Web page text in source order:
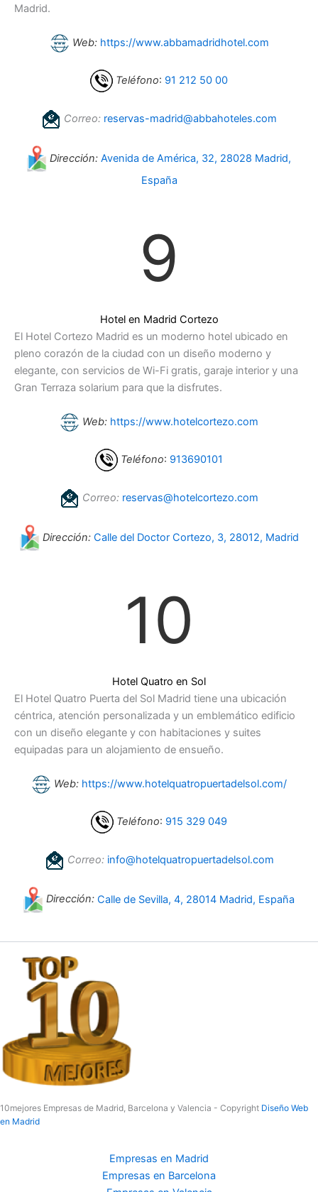
Madrid.
Web: https://www.abbamadridhotel.com
Teléfono: 91 212 50 00
Correo: reservas-madrid@abbahoteles.com
Dirección: Avenida de América, 32, 28028 Madrid,
España
9
Hotel en Madrid Cortezo
El Hotel Cortezo Madrid es un moderno hotel ubicado en
pleno corazón de la ciudad con un diseño moderno y
elegante, con servicios de Wi-Fi gratis, garaje interior y una
Gran Terraza solarium para que la disfrutes.
Web: https://www.hotelcortezo.com
Teléfono: 913690101
Correo: reservas@hotelcortezo.com
Dirección: Calle del Doctor Cortezo, 3, 28012, Madrid
10
Hotel Quatro en Sol
El Hotel Quatro Puerta del Sol Madrid tiene una ubicación
céntrica, atención personalizada y un emblemático edificio
con un diseño elegante y con habitaciones y suites
equipadas para un alojamiento de ensueño.
Web: https://www.hotelquatropuertadelsol.com/
Teléfono: 915 329 049
Correo: info@hotelquatropuertadelsol.com
Dirección: Calle de Sevilla, 4, 28014 Madrid, España
10mejores Empresas de Madrid, Barcelona y Valencia - Copyright Diseño Web
en Madrid
Empresas en Madrid
Empresas en Barcelona